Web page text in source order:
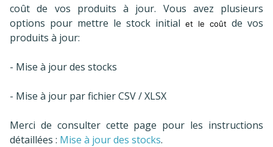
coût de vos produits à jour. Vous avez plusieurs
options pour mettre le stock initial et le coût de vos
produits à jour:
- Mise à jour des stocks
- Mise à jour par fichier CSV / XLSX
Merci de consulter cette page pour les instructions
détaillées : Mise à jour des stocks.